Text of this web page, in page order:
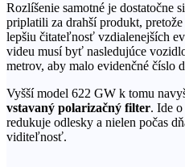
Rozlíšenie samotné je dostatočne
priplatili za drahší produkt,
lepšiu čitateľnosť vzdialenejších
videu musí byť nasledujúce
metrov, aby malo evidenčné číslo
Vyšší model 622 GW k tomu
vstavaný polarizačný filter. Ide
redukuje odlesky a nielen počas
viditeľnosť.